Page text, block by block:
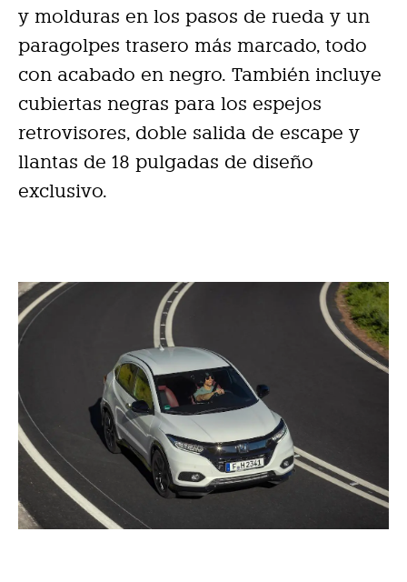
y molduras en los pasos de rueda y un
paragolpes trasero más marcado, todo
con acabado en negro. También incluye
cubiertas negras para los espejos
retrovisores, doble salida de escape y
llantas de 18 pulgadas de diseño
exclusivo.